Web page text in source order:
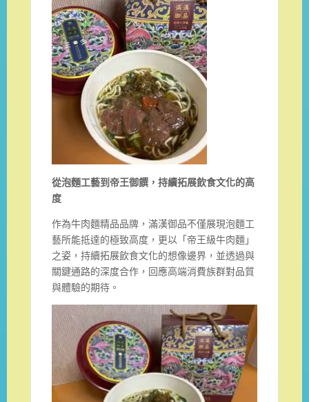
從泡麵工藝到帝王御饌，持續拓展飲食文化的高
度
作為牛肉麵精品品牌，滿漢御品不僅展現泡麵工
藝所能抵達的極致高度，更以「帝王級牛肉麵」
之姿，持續拓展飲食文化的想像邊界，並透過與
關鍵通路的深度合作，回應高端消費族群對品質
與體驗的期待。